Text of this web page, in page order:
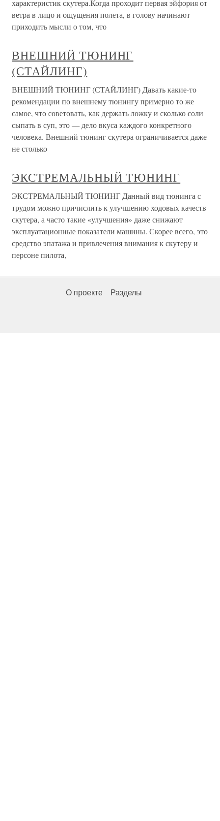
характеристик скутера.Когда проходит первая эйфория от
ветра в лицо и ощущения полета, в голову начинают
приходить мысли о том, что
ВНЕШНИЙ ТЮНИНГ
(СТАЙЛИНГ)
ВНЕШНИЙ ТЮНИНГ (СТАЙЛИНГ) Давать какие-то
рекомендации по внешнему тюнингу примерно то же
самое, что советовать, как держать ложку и сколько соли
сыпать в суп, это — дело вкуса каждого конкретного
человека. Внешний тюнинг скутера ограничивается даже
не столько
ЭКСТРЕМАЛЬНЫЙ ТЮНИНГ
ЭКСТРЕМАЛЬНЫЙ ТЮНИНГ Данный вид тюнинга с
трудом можно причислить к улучшению ходовых качеств
скутера, а часто такие «улучшения» даже снижают
эксплуатационные показатели машины. Скорее всего, это
средство эпатажа и привлечения внимания к скутеру и
персоне пилота,
О проекте Разделы